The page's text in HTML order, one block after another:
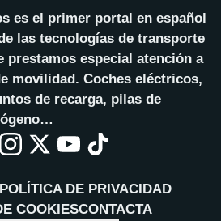
es el primer portal en español
las tecnologías de transporte
prestamos especial atención a
movilidad. Coches eléctricos,
de recarga, pilas de
DE PRIVACIDAD
COOKIESCONTACTA